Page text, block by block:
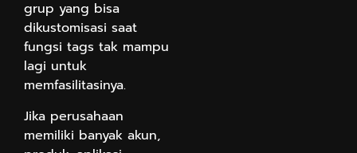
grup yang bisa
dikustomisasi saat
fungsi tags tak mampu
lagi untuk
memfasilitasinya.
Jika perusahaan
memiliki banyak akun,